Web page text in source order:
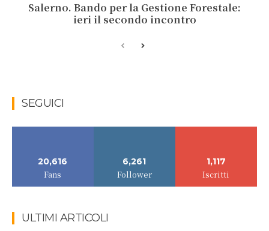
Salerno. Bando per la Gestione Forestale:
ieri il secondo incontro
SEGUICI
20,616
Fans
6,261
Follower
1,117
Iscritti
ULTIMI ARTICOLI